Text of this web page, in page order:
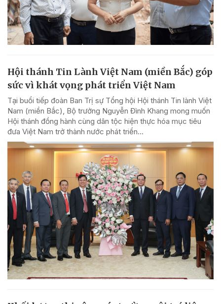
Hội thánh Tin Lành Việt Nam (miền Bắc) góp
sức vì khát vọng phát triển Việt Nam
Tại buổi tiếp đoàn Ban Trị sự Tổng hội Hội thánh Tin lành Việt
Nam (miền Bắc), Bộ trưởng Nguyễn Đình Khang mong muốn
Hội thánh đồng hành cùng dân tộc hiện thực hóa mục tiêu
đưa Việt Nam trở thành nước phát triển...